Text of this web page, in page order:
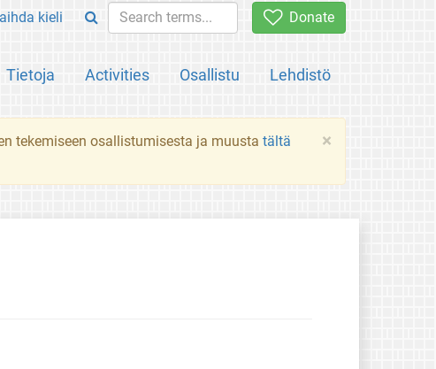
Donate
Tietoja Activities Osallistu Lehdistö
kieli
×
tekemiseen osallistumisesta ja muusta tältä